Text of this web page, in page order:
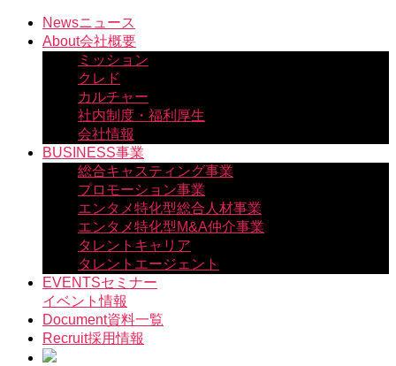
Newsニュース
About会社概要
ミッション
クレド
カルチャー
社内制度・福利厚生
会社情報
BUSINESS事業
総合キャスティング事業
プロモーション事業
エンタメ特化型総合人材事業
エンタメ特化型M&A仲介事業
タレントキャリア
タレントエージェント
EVENTSセミナー
イベント情報
Document資料一覧
Recruit採用情報